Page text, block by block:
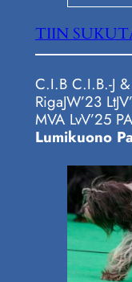
TIIN
C.I.B C.I.B.-J
RigaJW’23
MVA LvV’25
Lumikuono